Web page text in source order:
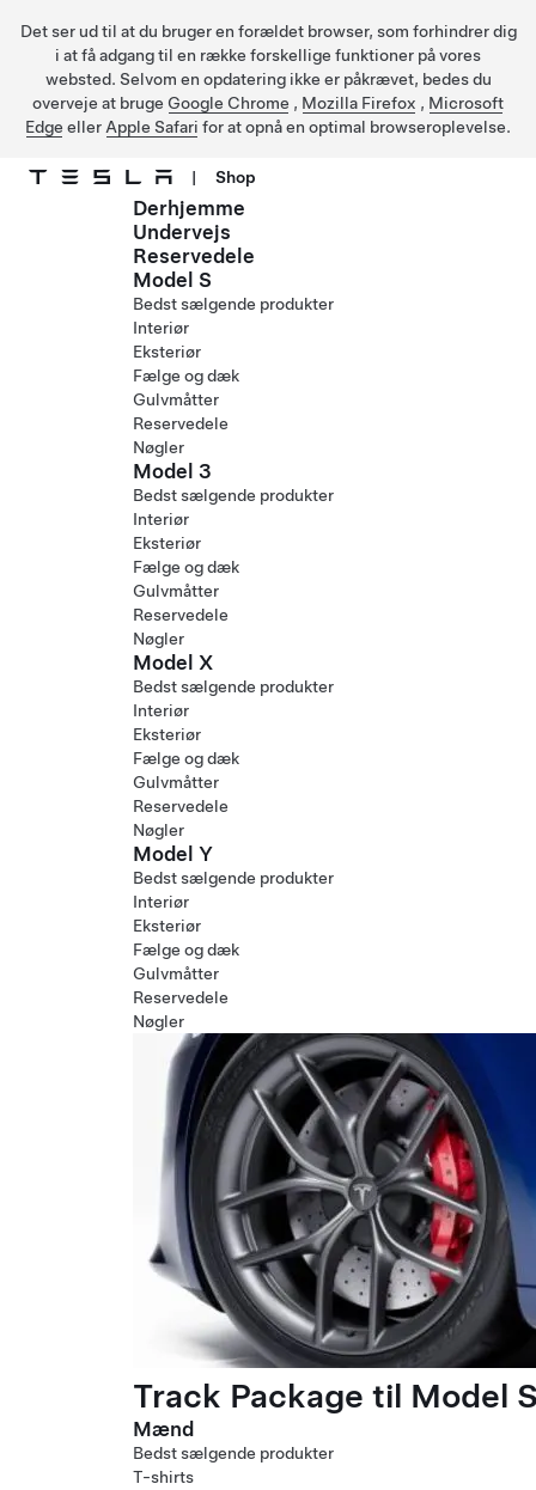
Det ser ud til at du bruger en forældet browser, som forhindrer dig
i at få adgang til en række forskellige funktioner på vores
websted. Selvom en opdatering ikke er påkrævet, bedes du
overveje at bruge Google Chrome , Mozilla Firefox , Microsoft
Edge eller Apple Safari for at opnå en optimal browseroplevelse.
Gå til hovedindhold
| Shop
Derhjemme
Undervejs
Reservedele
Model S
Bedst sælgende produkter
Interiør
Eksteriør
Fælge og dæk
Gulvmåtter
Reservedele
Nøgler
Model 3
Bedst sælgende produkter
Interiør
Eksteriør
Fælge og dæk
Gulvmåtter
Reservedele
Nøgler
Model X
Bedst sælgende produkter
Interiør
Eksteriør
Fælge og dæk
Gulvmåtter
Reservedele
Nøgler
Model Y
Bedst sælgende produkter
Interiør
Eksteriør
Fælge og dæk
Gulvmåtter
Reservedele
Nøgler
Track Package til Model
Mænd
Bedst sælgende produkter
T-shirts